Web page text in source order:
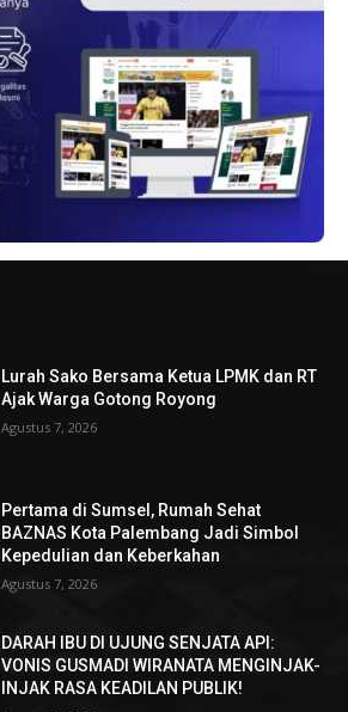
Lurah Sako Bersama Ketua LPMK dan RT
Ajak Warga Gotong Royong
Agustus 7, 2026
Pertama di Sumsel, Rumah Sehat
BAZNAS Kota Palembang Jadi Simbol
Kepedulian dan Keberkahan
Agustus 7, 2026
DARAH IBU DI UJUNG SENJATA API:
VONIS GUSMADI WIRANATA MENGINJAK-
INJAK RASA KEADILAN PUBLIK!